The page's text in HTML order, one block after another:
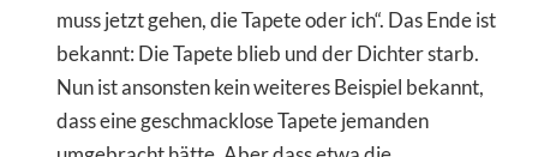
muss jetzt gehen, die Tapete oder ich“. Das Ende ist
bekannt: Die Tapete blieb und der Dichter starb.
Nun ist ansonsten kein weiteres Beispiel bekannt,
dass eine geschmacklose Tapete jemanden